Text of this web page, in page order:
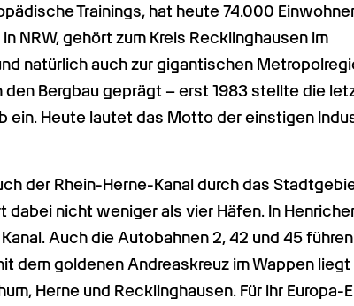
Trainings, hat heute 74.000
NRW, gehört zum Kreis Recklinghausen im
natürlich auch zur gigantischen
den Bergbau geprägt – erst 1983 stellte die
ein. Heute lautet das Motto der einstigen
der Rhein-Herne-Kanal durch das
nicht weniger als vier Häfen. In
Auch die Autobahnen 2, 42 und 45
dem goldenen Andreaskreuz im Wappen
Herne und Recklinghausen. Für ihr Europa-